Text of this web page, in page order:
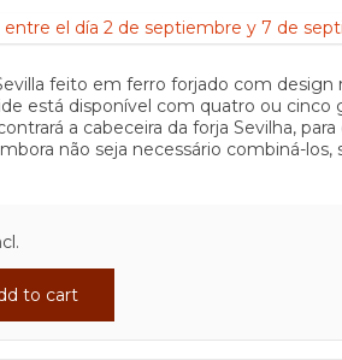
entre el día 2 de septiembre y 7 de
feito em ferro forjado com design
está disponível com quatro ou cinco
a cabeceira da forja Sevilha,
não seja necessário combiná-los,
to cart